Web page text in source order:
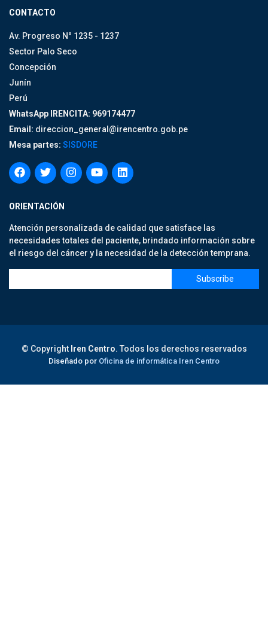
CONTACTO
Av. Progreso N° 1235 - 1237
Sector Palo Seco
Concepción
Junín
Perú
WhatsApp IRENCITA: 969174477
Email: direccion_general@irencentro.gob.pe
Mesa partes: SISDORE
ORIENTACIÓN
Atención personalizada de calidad que satisface las
necesidades totales del paciente, brindado información sobre
el riesgo del cáncer y la necesidad de la detección temprana.
© Copyright Iren Centro. Todos los derechos reservados
Diseñado por Oficina de informática Iren Centro